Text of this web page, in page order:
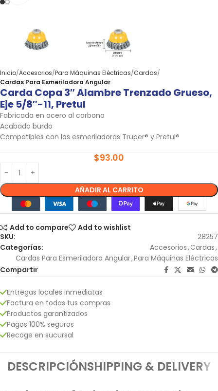
Inicio Accesorios Para Máquinas Eléctricas Cardas
Cardas Para Esmeriladora Angular
Carda Copa 3″ Alambre Trenzado Grueso,
Eje 5/8″-11, Pretul
Fabricada en acero al carbono
Acabado burdo
Compatibles con las esmeriladoras Truper® y Pretul®
$93.00
AÑADIR AL CARRITO
Add to compare
Add to wishlist
SKU:
28257
Categorías:
Accesorios,Cardas,
Cardas Para Esmeriladora Angular,Para Máquinas Eléctricas
Compartir
Entregas locales inmediatas
Factura en todas tus compras
Productos garantizados
Pagos 100% seguros
Recoge en sucursal
DESCRIPCIÓNSHIPPING & DELIVERY